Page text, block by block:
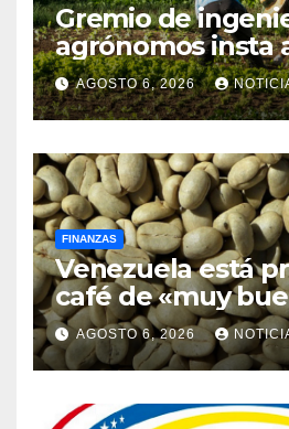
Gremio de
agrónomos insta
financiar la
familiar
AGOSTO 6, 2026
FINANZAS
Venezuela está
café de «muy
que está siendo
21 países
AGOSTO 6, 2026